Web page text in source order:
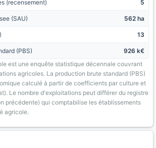
(recensement) 5
(SAU) 562 ha
13
(PBS)
926 k€
est une enquête statistique décennale couvrant
agricoles. La production brute standard (PBS)
calculé à partir de coefficients par culture et
Le nombre d'exploitations peut différer du registre
précédente) qui comptabilise les établissements
agricole.